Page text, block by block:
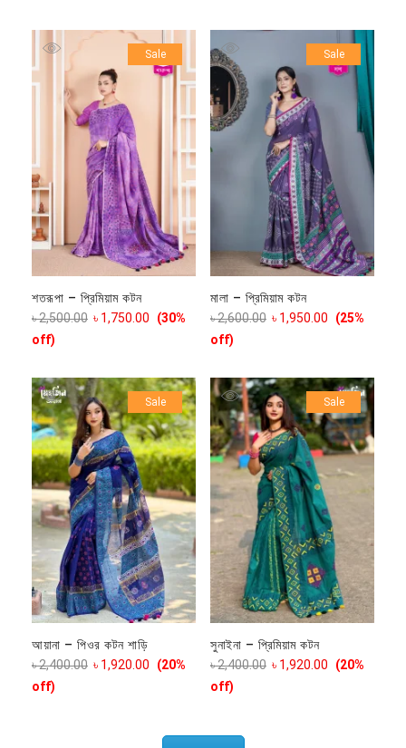
Sale
শতরূপা – প্রিমিয়াম কটন
৳2,500.00 ৳ 1,750.00
(30%
off)
Sale
মালা – প্রিমিয়াম কটন
৳2,600.00 ৳ 1,950.00
(25%
off)
Sale
আয়ানা – পিওর কটন শাড়ি
৳2,400.00 ৳ 1,920.00
(20%
off)
Sale
সুনাইনা – প্রিমিয়াম কটন
৳2,400.00 ৳ 1,920.00
(20%
off)